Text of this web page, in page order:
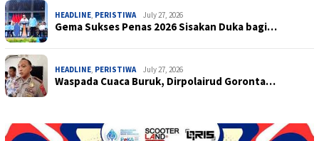
HEADLINE PERISTIWA July 27, 2026
Gema Sukses Penas 2026 Sisakan Duka bagi…
HEADLINE PERISTIWA July 27, 2026
Waspada Cuaca Buruk, Dirpolairud Goronta…